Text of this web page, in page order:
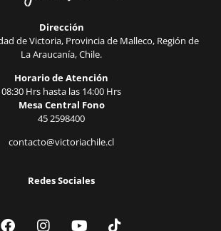
Dirección
de Victoria, Provincia de Malleco, Región de
La Araucanía, Chile.
Horario de Atención
08:30 Hrs hasta las 14:00 Hrs
Mesa Central Fono
45 2598400
contacto@victoriachile.cl
Redes Sociales